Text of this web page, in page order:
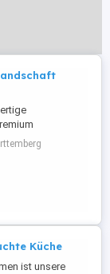
B H T 250 85
der zwei
Federkern,
Küche
ist unsere